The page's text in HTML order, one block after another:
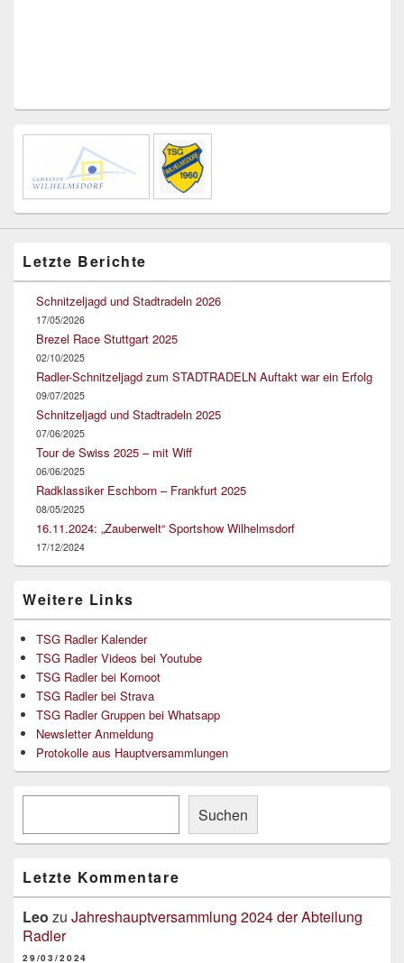
Letzte Berichte
Schnitzeljagd und Stadtradeln 2026
17/05/2026
Brezel Race Stuttgart 2025
02/10/2025
Radler-Schnitzeljagd zum STADTRADELN Auftakt war ein Erfolg
09/07/2025
Schnitzeljagd und Stadtradeln 2025
07/06/2025
Tour de Swiss 2025 – mit Wiff
06/06/2025
Radklassiker Eschborn – Frankfurt 2025
08/05/2025
16.11.2024: „Zauberwelt“ Sportshow Wilhelmsdorf
17/12/2024
Weitere Links
TSG Radler Kalender
TSG Radler Videos bei Youtube
TSG Radler bei Komoot
TSG Radler bei Strava
TSG Radler Gruppen bei Whatsapp
Newsletter Anmeldung
Protokolle aus Hauptversammlungen
Suchen
Letzte Kommentare
Leo zu Jahreshauptversammlung 2024 der Abteilung
Radler
29/03/2024